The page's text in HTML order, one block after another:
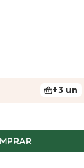
+3 un